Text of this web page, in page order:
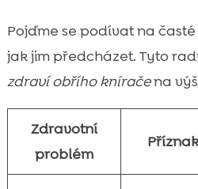
Pojďme se podívat na časté
jak jim předcházet. Tyto
zdraví obřího kníračena
Zdravotní
problém